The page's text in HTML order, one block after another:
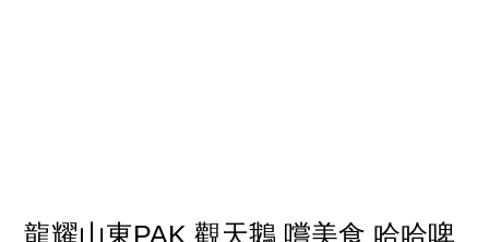
龍耀山東PAK 觀天鵝 嚐美食 哈哈啤